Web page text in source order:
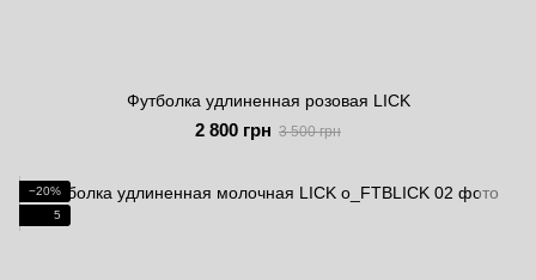
Футболка удлиненная розовая LICK
2 800 грн 3 500 грн
−20%
5